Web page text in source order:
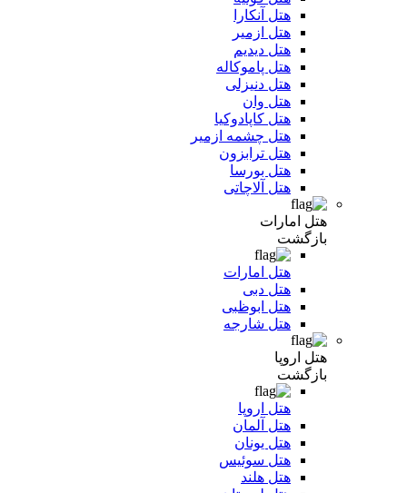
هتل آنکارا
هتل ازمیر
هتل دیدیم
هتل پاموکاله
هتل دنیزلی
هتل وان
هتل کاپادوکیا
هتل چشمه ازمیر
هتل ترابزون
هتل بورسا
هتل آلاچاتی
هتل امارات
بازگشت
هتل امارات
هتل دبی
هتل ابوظبی
هتل شارجه
هتل اروپا
بازگشت
هتل اروپا
هتل آلمان
هتل یونان
هتل سوئیس
هتل هلند